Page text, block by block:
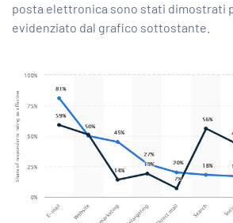
posta elettronica sono stati dimostrati
evidenziato dal grafico sottostante.